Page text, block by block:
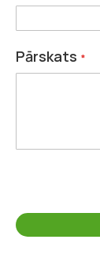
Pārskats